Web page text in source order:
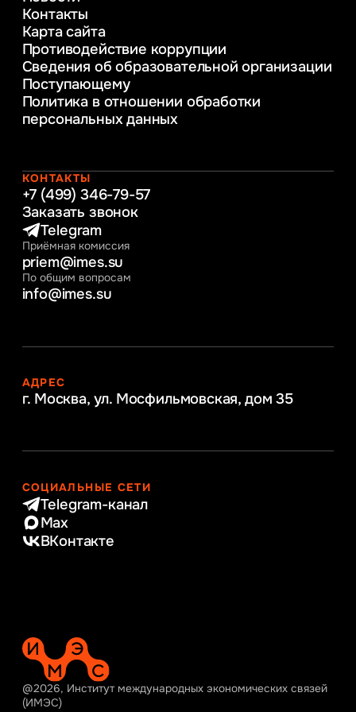
Управление инновационным развитием
предприятия
Уголовное право
Информационные технологии в бизнесе
Информационное и программное
обеспечение бизнес процессов
Управление человеческими ресурсами
Интернет-маркетинг
Контакты
Карта сайта
Противодействие коррупции
Сведения об образовательной организации
Поступающему
Политика в отношении обработки
персональных данных
КОНТАКТЫ
+7 (499) 346-79-57
Заказать звонок
Telegram
Приёмная комиссия
priem@imes.su
По общим вопросам
info@imes.su
АДРЕС
г. Москва, ул. Мосфильмовская, дом 35
СОЦИАЛЬНЫЕ СЕТИ
Telegram-канал
Max
ВКонтакте
@2026, Институт международных экономических связей
(ИМЭС)